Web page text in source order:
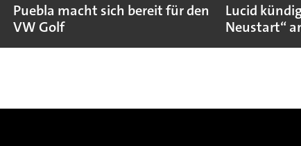
Puebla macht sich bereit für den
VW Golf
Lucid
Neustart“